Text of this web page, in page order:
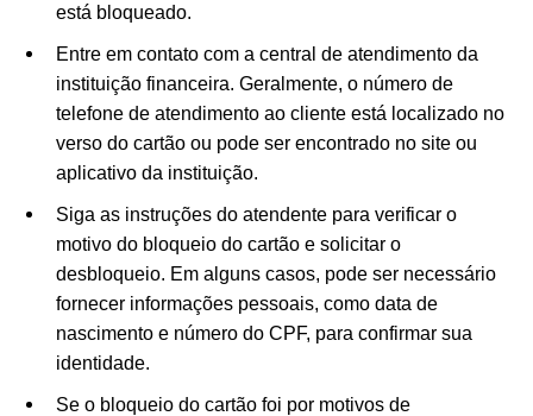
está bloqueado.
Entre em contato com a central de atendimento da
instituição financeira. Geralmente, o número de
telefone de atendimento ao cliente está localizado no
verso do cartão ou pode ser encontrado no site ou
aplicativo da instituição.
Siga as instruções do atendente para verificar o
motivo do bloqueio do cartão e solicitar o
desbloqueio. Em alguns casos, pode ser necessário
fornecer informações pessoais, como data de
nascimento e número do CPF, para confirmar sua
identidade.
Se o bloqueio do cartão foi por motivos de